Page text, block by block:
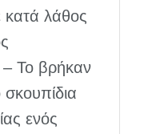
κατά λάθος
– Το βρήκαν
ενός